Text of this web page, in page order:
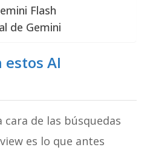
Flash
de Gemini
AI
cara de las búsquedas
es lo que antes